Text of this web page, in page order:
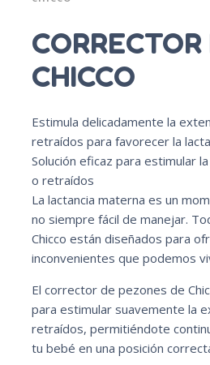
CHICCO
Estimula delicadamente la
retraídos para favorecer la
Solución eficaz para estimular
o retraídos
La lactancia materna es un
no siempre fácil de manejar.
Chicco están diseñados para
inconvenientes que podemos
El corrector de pezones de
para estimular suavemente la
retraídos, permitiéndote
tu bebé en una posición